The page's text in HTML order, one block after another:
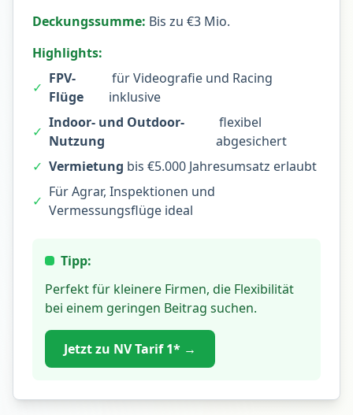
Deckungssumme: Bis zu €3 Mio.
Highlights:
✓
FPV-
Flüge
für Videografie und Racing
inklusive
✓
Indoor- und Outdoor-
Nutzung
flexibel
abgesichert
✓ Vermietung bis €5.000 Jahresumsatz erlaubt
✓
Für Agrar, Inspektionen und
Vermessungsflüge ideal
Tipp:
Perfekt für kleinere Firmen, die Flexibilität
bei einem geringen Beitrag suchen.
Jetzt zu NV Tarif 1* →